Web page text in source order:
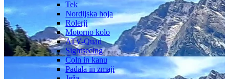
Tek
Nordijska hoja
Rolerji
Motorno kolo
ATV-Quad
Sightseeing
Čoln in kanu
Padala in zmaji